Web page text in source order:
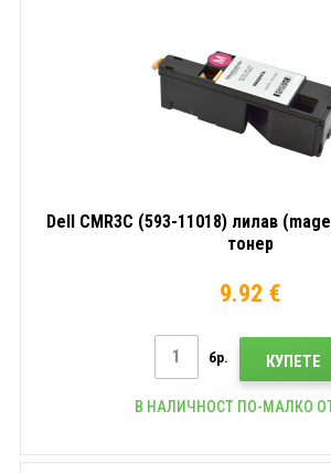
Dell CMR3C (593-11018) лилав
тонер
9.92 €
бр. КУПЕТЕ
В НАЛИЧНОСТ ПО-МАЛКО